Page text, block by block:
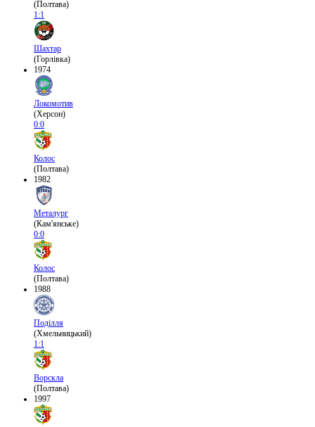
(Полтава)
1:1
Шахтар
(Горлівка)
1974
Локомотив
(Херсон)
0:0
Колос
(Полтава)
1982
Металург
(Кам'янське)
0:0
Колос
(Полтава)
1988
Поділля
(Хмельницький)
1:1
Ворскла
(Полтава)
1997